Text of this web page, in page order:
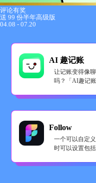
评论有奖
送 99 份半年高级版
04.08 - 07.20
AI 趣记账
让记账变得像
吗？「AI趣记
Follow
一个可以自定
时可以设置包